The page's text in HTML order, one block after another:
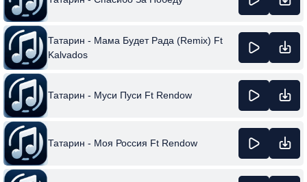
Татарин - Мама Будет Рада (Remix) Ft
Kalvados
Татарин - Муси Пуси Ft Rendow
Татарин - Моя Россия Ft Rendow